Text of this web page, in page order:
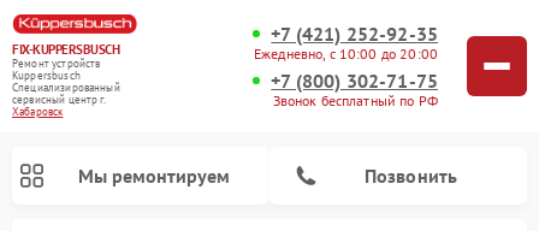
FIX-KUPPERSBUSCH
Ремонт устройств
Kuppersbusch
Специализированный
cервисный центр г.
Хабаровск
+7 (421) 252-92-35
Ежедневно, с 10:00 до 20:00
+7 (800) 302-71-75
Звонок бесплатный по РФ
Мы ремонтируем Позвонить